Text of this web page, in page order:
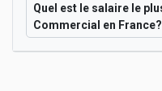
Quel est le salaire le
Commercial en France?